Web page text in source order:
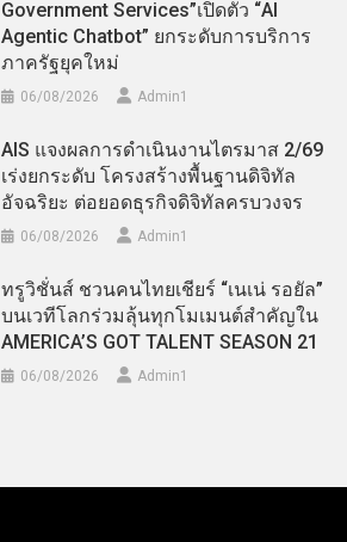
Government Services”เปิดตัว “AI
Agentic Chatbot” ยกระดับการบริการ
ภาครัฐยุคใหม่
06/08/2026 Admin​1
AIS แจงผลการดำเนินงานไตรมาส 2/69
เร่งยกระดับ โครงสร้างพื้นฐานดิจิทัล
อัจฉริยะ ต่อยอดธุรกิจดิจิทัลครบวงจร
06/08/2026 Admin​1
ทรูวิชั่นส์ ชวนคนไทยเชียร์ “เนเน่ รอยัล”
บนเวทีโลกร่วมลุ้นทุกโมเมนต์สำคัญใน
AMERICA’S GOT TALENT SEASON 21
06/08/2026 Admin​1